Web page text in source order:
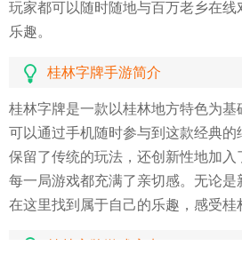
玩家都可以随时随地与百万老乡在线
乐趣。
桂林字牌手游简介
桂林字牌是一款以桂林地方特色为基
可以通过手机随时参与到这款经典的
保留了传统的玩法，还创新性地加
每一局游戏都充满了亲切感。无论
在这里找到属于自己的乐趣，感受桂